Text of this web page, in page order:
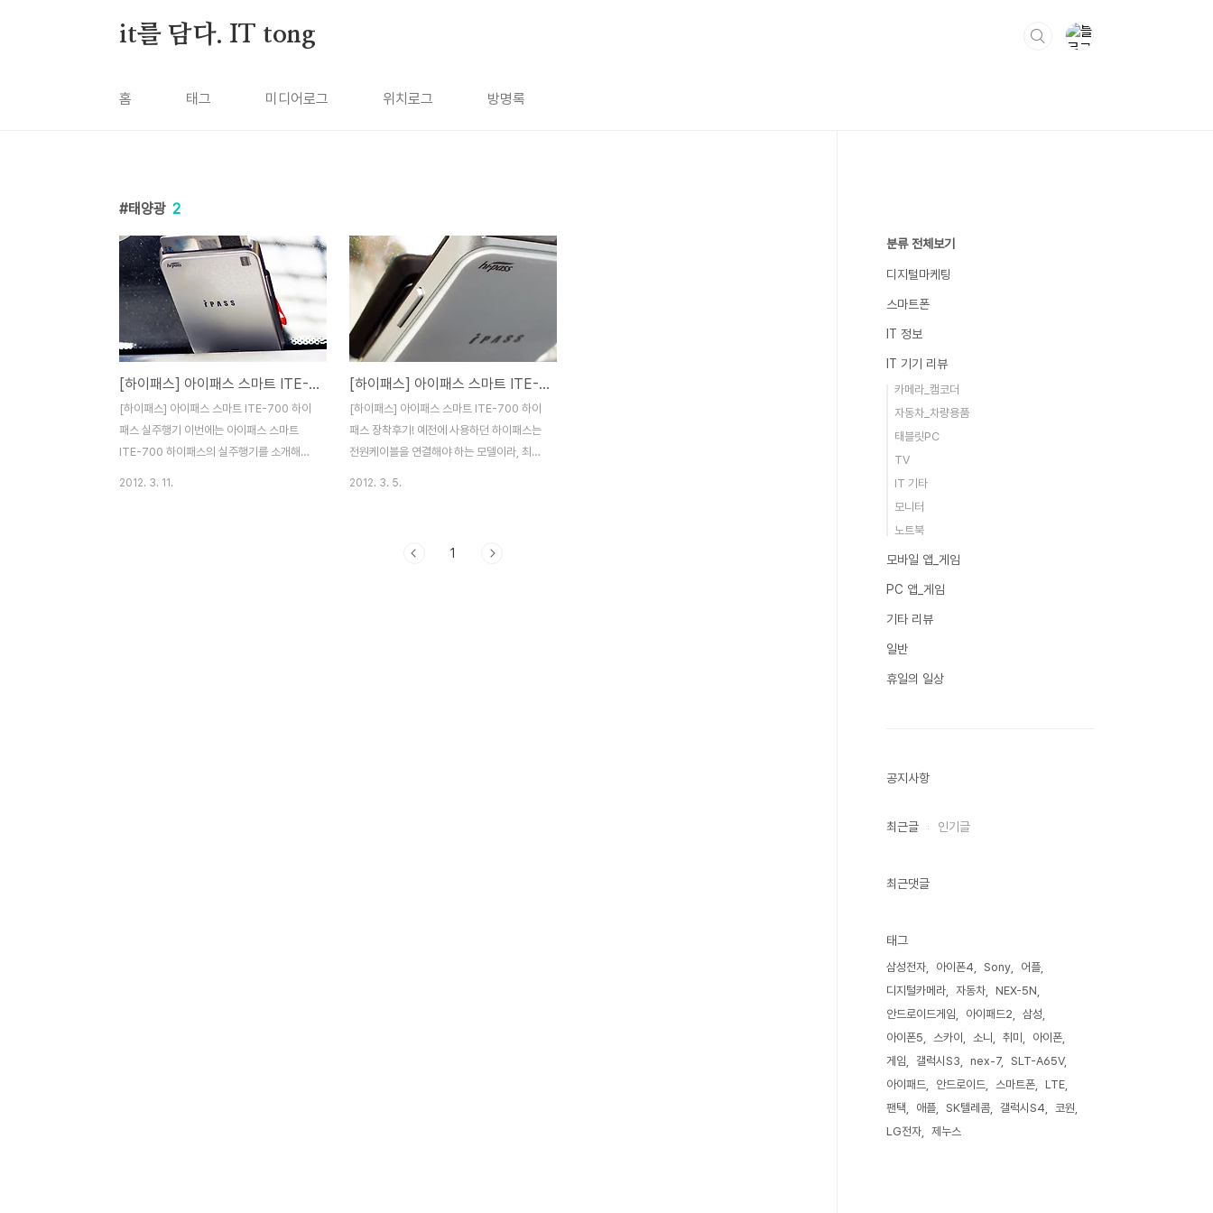
it를 담다. IT tong
홈 태그 미디어로그 위치로그 방명록
태양광 2
[하이패스] 아이패스 스마트 ITE-700 하이패스 실주행기
[하이패스] 아이패스 스마트 ITE-700 하이
패스 실주행기 이번에는 아이패스 스마트
ITE-700 하이패스의 실주행기를 소개해볼
2012. 3. 11.
[하이패스] 아이패스 스마트 ITE-700 하이패스 장착후기!
[하이패스] 아이패스 스마트 ITE-700 하이
패스 장착후기! 예전에 사용하던 하이패스는
전원케이블을 연결해야 하는 모델이라, 최대
요없이 부착만하면 사용이 가능한 하이패스
2012. 3. 5.
1
분류 전체보기
디지털마케팅
스마트폰
IT 정보
IT 기기 리뷰
카메라_캠코더
자동차_차량용품
태블릿PC
TV
IT 기타
모니터
노트북
모바일 앱_게임
PC 앱_게임
기타 리뷰
일반
휴일의 일상
공지사항
최근글 인기글
최근댓글
태그
삼성전자 아이폰4 Sony
어플
디지털카메라
자동차
NEX-5N
안드로이드게임
아이패드2
삼성
아이폰5
스카이 소니 취미
아이폰
게임
갤럭시S3 nex-7
SLT-A65V
아이패드
안드로이드 스마트폰
LTE
팬택
애플 SK텔레콤 갤럭시S4
코원
LG전자
제누스